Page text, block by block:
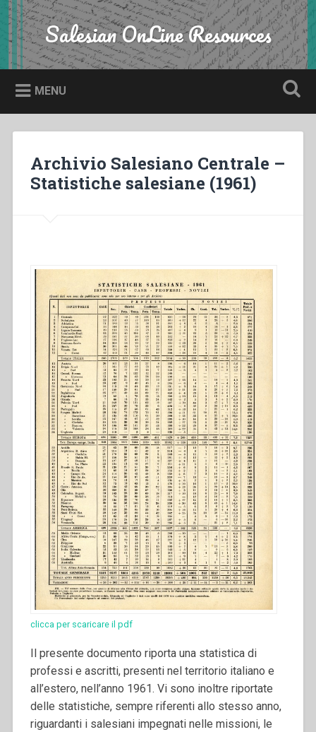
Skip
to
content
Search Salesian OnLine Resources
MENU
Archivio Salesiano Centrale –
Statistiche salesiane (1961)
clicca per scaricare il pdf
Il presente documento riporta una statistica di
professi e ascritti, presenti nel territorio italiano e
all’estero, nell’anno 1961. Vi sono inoltre riportate
delle statistiche, sempre riferenti allo stesso anno,
riguardanti i salesiani impegnati nelle missioni, le